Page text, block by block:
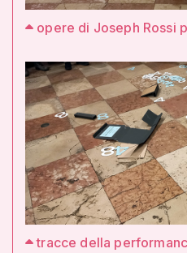
opere di Joseph Rossi
tracce della